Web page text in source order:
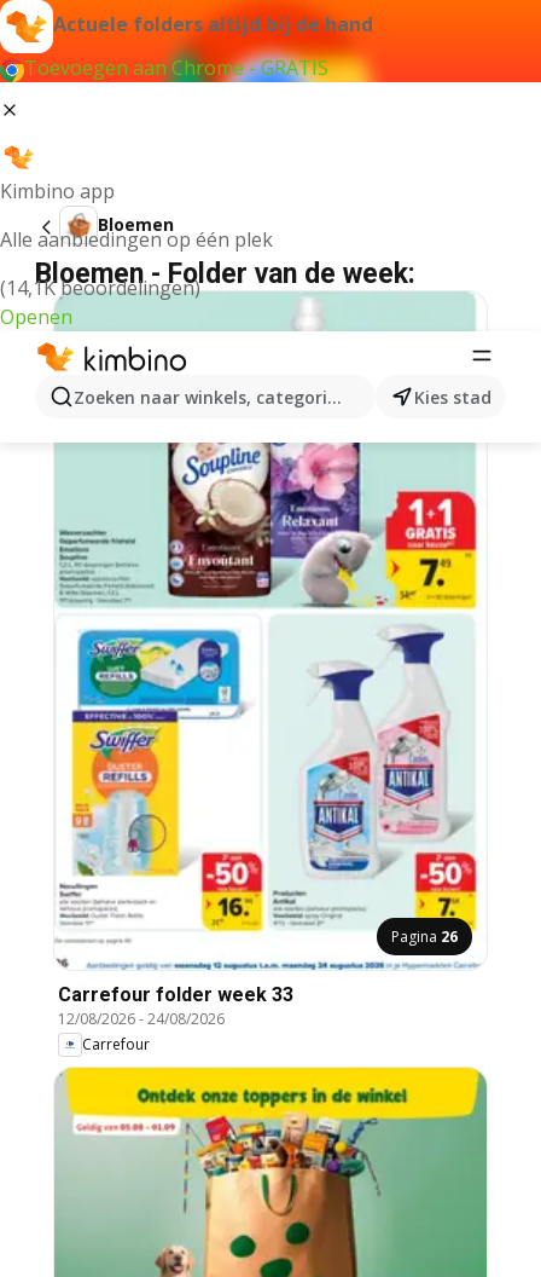
Actuele folders altijd bij de hand
Toevoegen aan Chrome - GRATIS
Kimbino app
Alle aanbiedingen op één plek
(14,1K beoordelingen)
Openen
Zoeken naar winkels, categorieën, producten...
Kies stad
Bloemen
Bloemen - Folder van de week:
Pagina 26
Carrefour folder week 33
12/08/2026-24/08/2026
Carrefour